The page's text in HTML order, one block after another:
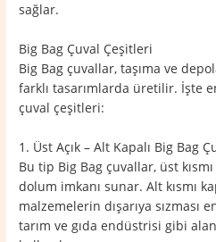
sağlar.
Big Bag Çuval Çeşitleri
Big Bag çuvallar, taşıma ve
farklı tasarımlarda üretilir. İşte
çuval çeşitleri:
1. Üst Açık – Alt Kapalı Big Bag
Bu tip Big Bag çuvallar, üst
dolum imkanı sunar. Alt kısmı
malzemelerin dışarıya sızması
tarım ve gıda endüstrisi gibi